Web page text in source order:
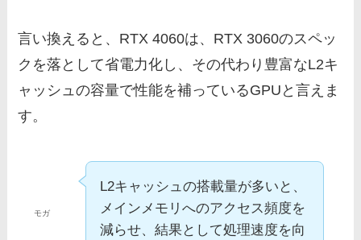
言い換えると、RTX 4060は、RTX 3060のスペッ
クを落として省電力化し、その代わり豊富なL2キ
ャッシュの容量で性能を補っているGPUと言えま
す。
モガ
L2キャッシュの搭載量が多いと、
メインメモリへのアクセス頻度を
減らせ、結果として処理速度を向